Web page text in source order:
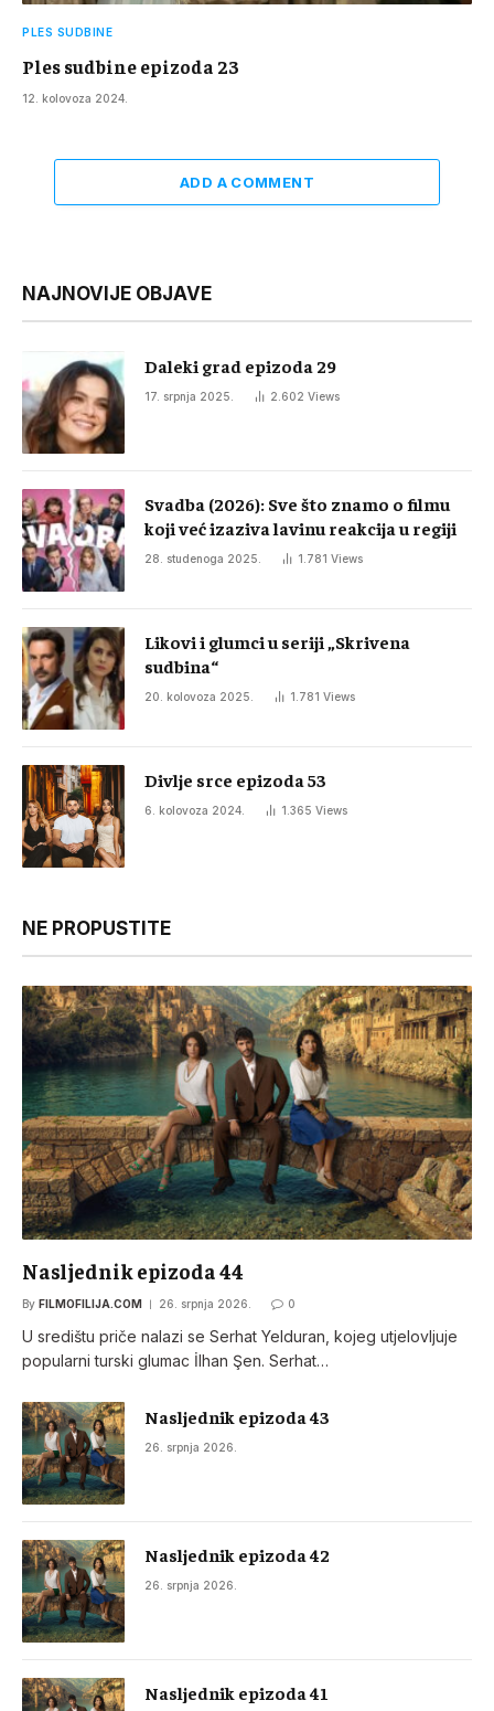
PLES SUDBINE
Ples sudbine epizoda 23
12. kolovoza 2024.
ADD A COMMENT
NAJNOVIJE OBJAVE
Daleki grad epizoda 29
17. srpnja 2025. 2.602 Views
Svadba (2026): Sve što znamo o filmu
koji već izaziva lavinu reakcija u regiji
28. studenoga 2025. 1.781 Views
Likovi i glumci u seriji „Skrivena
sudbina“
20. kolovoza 2025. 1.781 Views
Divlje srce epizoda 53
6. kolovoza 2024. 1.365 Views
NE PROPUSTITE
Nasljednik epizoda 44
By FILMOFILIJA.COM 26. srpnja 2026. 0
U središtu priče nalazi se Serhat Yelduran, kojeg utjelovljuje
popularni turski glumac İlhan Şen. Serhat…
Nasljednik epizoda 43
26. srpnja 2026.
Nasljednik epizoda 42
26. srpnja 2026.
Nasljednik epizoda 41